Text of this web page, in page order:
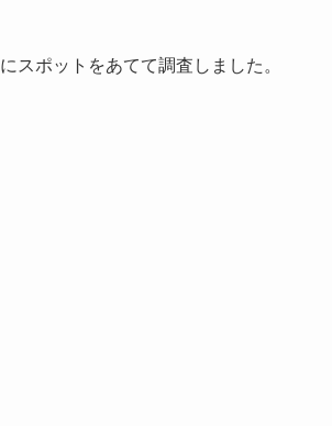
にスポットをあてて調査しました。